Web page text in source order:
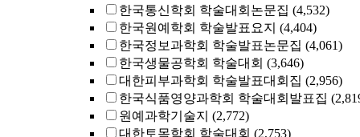
한국통신학회 학술대회논문집 (4,532)
한국원예학회 학술발표요지 (4,404)
한국정보과학회 학술발표논문집 (4,061)
한국생물공학회 학술대회 (3,646)
대한피부과학회 학술발표대회집 (2,956)
한국식품영양과학회 학술대회발표집
원예과학기술지 (2,772)
대한토목학회 학술대회 (2,753)